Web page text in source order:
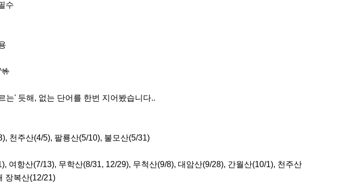
수
는' 듯해, 없는 단어를 한번 지어봤습니다..
천주산(4/5), 팔룡산(5/10), 불모산(5/31)
여항산(7/13), 무학산(8/31, 12/29), 무척산(9/8), 대암산(9/28), 간월산(10/1), 천주산
장복산(12/21)